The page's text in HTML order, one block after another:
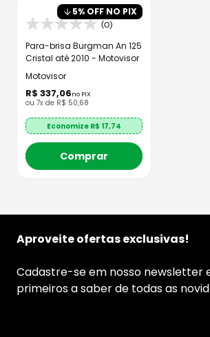
5% OFF NO PIX
(0)
Para-brisa Burgman An 125
Cristal até 2010 - Motovisor
Motovisor
R$ 337,06no PIX
ou 7x de R$ 50,68
Economize R$ 17,74
Comprar
Aproveite ofertas exclusivas!
Cadastre-se em nosso newsletter
primeiros a saber de todas as